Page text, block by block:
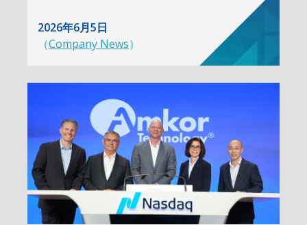
2026年6月5日
（Company News）